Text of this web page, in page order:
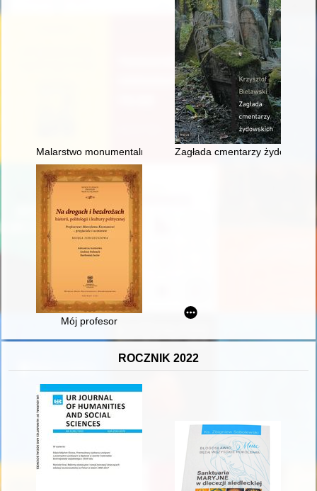
Malarstwo monumentalne w kościele Bernardynów w
Zagłada cmentarzy żydowskich
Mój profesor
ROCZNIK 2022